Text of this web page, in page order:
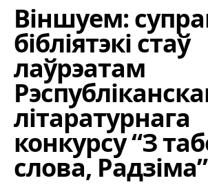
Віншуем:
бібліятэкі стаў
лаўрэатам
літаратурнага
конкурсу “З
слова, Радзіма”